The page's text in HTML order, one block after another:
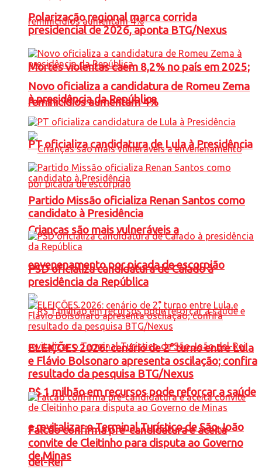
Mortes violentas caem 8,2% no país em 2025;
feminicídios aumentam 4%
Crianças são mais vulneráveis a
envenenamento por picada de escorpião
R$ 1 milhão em recursos pode reforçar a saúde
e revitalizar o Terminal Turístico de São João
del-Rei
Polarização regional marca corrida
presidencial de 2026, aponta BTG/Nexus
Novo oficializa a candidatura de Romeu Zema
à presidência da República
PT oficializa candidatura de Lula à Presidência
Partido Missão oficializa Renan Santos como
candidato à Presidência
PSD oficializa candidatura de Caiado à
presidência da República
ELEIÇÕES 2026: cenário de 2° turno entre Lula
e Flávio Bolsonaro apresenta oscilação; confira
resultado da pesquisa BTG/Nexus
Falcão confirma pré-candidatura e aceita
convite de Cleitinho para disputa ao Governo
de Minas